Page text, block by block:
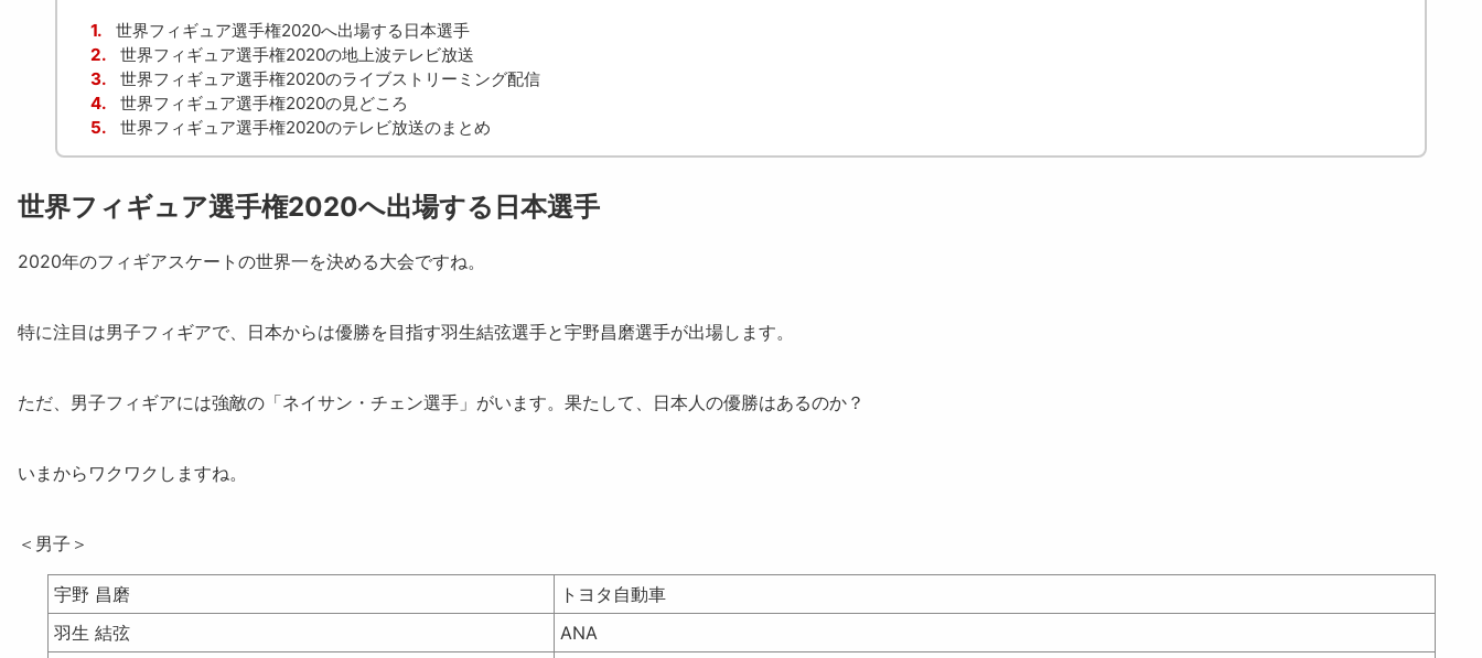
1.
世界フィギュア選手権2020へ出場する日本選手
2.
世界フィギュア選手権2020の地上波テレビ放送
3.
世界フィギュア選手権2020のライブストリーミング配信
4.
世界フィギュア選手権2020の見どころ
5.
世界フィギュア選手権2020のテレビ放送のまとめ
世界フィギュア選手権2020へ出場する日本選手
2020年のフィギアスケートの世界一を決める大会ですね。
特に注目は男子フィギアで、日本からは優勝を目指す羽生結弦選手と宇野昌磨選手が出場します。
ただ、男子フィギアには強敵の「ネイサン・チェン選手 」がいます。果たして、日本人の優勝はあるのか？
いまからワクワクしますね。
＜男子＞
宇野 昌磨
トヨタ自動車
羽生 結弦
ANA